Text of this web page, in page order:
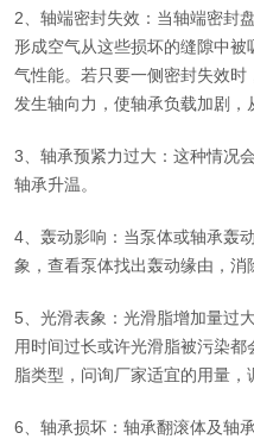
2、轴端密封失效：当轴端密封
形成空气从这些损坏的缝隙中
气性能。若只要一侧密封失效
发生轴向力，使轴承负载加剧，
3、轴承预紧力过大：这种情况
轴承升温。
4、轰动影响：当泵体或轴承轰
象，查看泵体找出轰动缘由，消
5、光滑表象：光滑脂增加量过
用时间过长或许光滑脂被污染
脂类型，问询厂家适宜的用量，
6、轴承损坏：轴承翻滚体及轴